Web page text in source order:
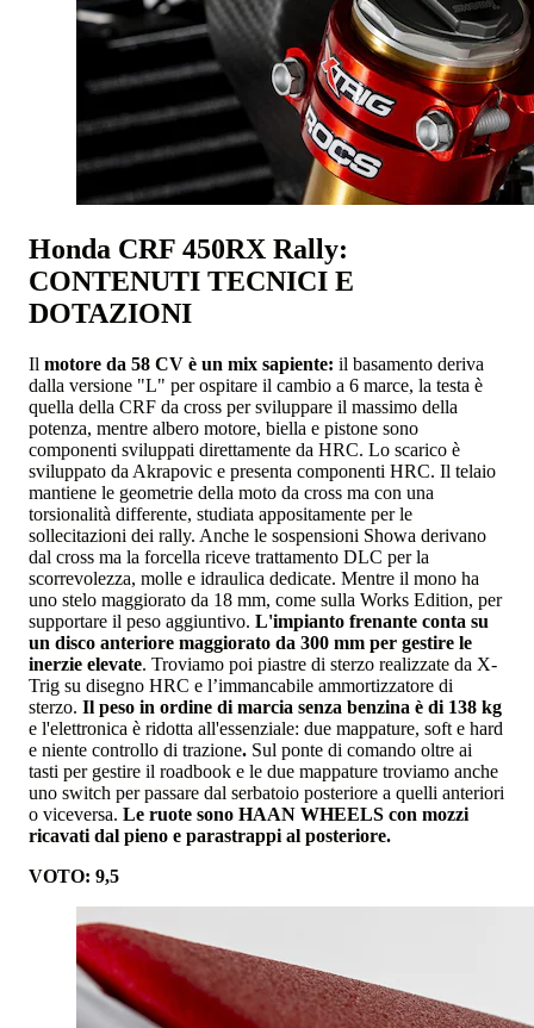
Honda CRF 450RX Rally:
CONTENUTI TECNICI E
DOTAZIONI
Il motore da 58 CV è un mix sapiente: il basamento deriva
dalla versione "L" per ospitare il cambio a 6 marce, la testa è
quella della CRF da cross per sviluppare il massimo della
potenza, mentre albero motore, biella e pistone sono
componenti sviluppati direttamente da HRC. Lo scarico è
sviluppato da Akrapovic e presenta componenti HRC. Il telaio
mantiene le geometrie della moto da cross ma con una
torsionalità differente, studiata appositamente per le
sollecitazioni dei rally. Anche le sospensioni Showa derivano
dal cross ma la forcella riceve trattamento DLC per la
scorrevolezza, molle e idraulica dedicate. Mentre il mono ha
uno stelo maggiorato da 18 mm, come sulla Works Edition, per
supportare il peso aggiuntivo. L'impianto frenante conta su
un disco anteriore maggiorato da 300 mm per gestire le
inerzie elevate. Troviamo poi piastre di sterzo realizzate da X-
Trig su disegno HRC e l’immancabile ammortizzatore di
sterzo. Il peso in ordine di marcia senza benzina è di 138 kg
e l'elettronica è ridotta all'essenziale: due mappature, soft e hard
e niente controllo di trazione. Sul ponte di comando oltre ai
tasti per gestire il roadbook e le due mappature troviamo anche
uno switch per passare dal serbatoio posteriore a quelli anteriori
o viceversa. Le ruote sono HAAN WHEELS con mozzi
ricavati dal pieno e parastrappi al posteriore.
VOTO: 9,5